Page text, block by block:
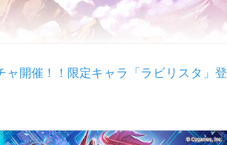
ャ開催！！限定キャラ「ラビリスタ」登